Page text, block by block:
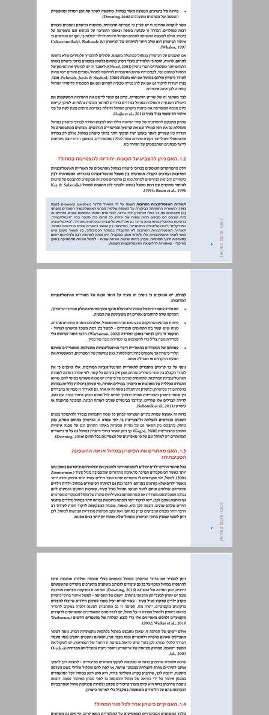
1.2. האם ניתן להצביע על תכונות ייחודיות להצטיינות במחול? ... 6
1.3. האם מאתרים את הכישרון במחול או את ההשפעה הסביבתית? ... 7